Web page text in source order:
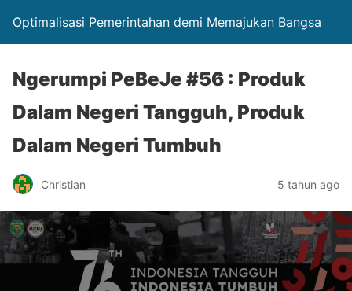
Optimalisasi Pemerintahan demi Memajukan Bangsa
Ngerumpi PeBeJe #56 : Produk
Dalam Negeri Tangguh, Produk
Dalam Negeri Tumbuh
Christian 5 tahun ago